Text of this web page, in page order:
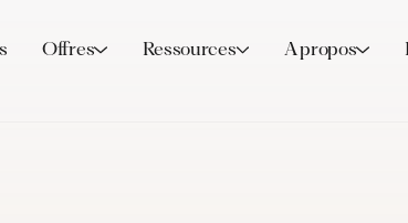
Offres Ressources A propos